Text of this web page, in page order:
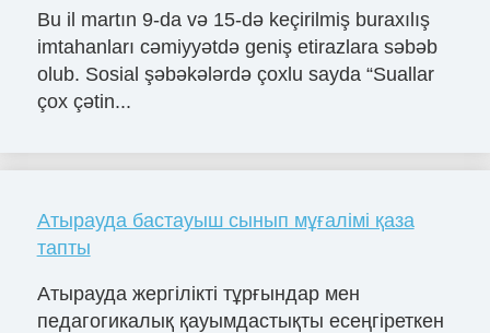
Bu il martın 9-da və 15-də keçirilmiş buraxılış
imtahanları cəmiyyətdə geniş etirazlara səbəb
olub. Sosial şəbəkələrdə çoxlu sayda “Suallar
çox çətin...
Атырауда бастауыш сынып мұғалімі қаза
тапты
Атырауда жергілікті тұрғындар мен
педагогикалық қауымдастықты есеңгіреткен